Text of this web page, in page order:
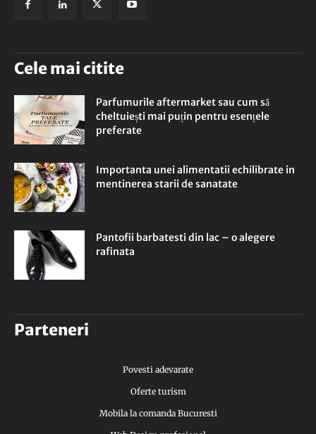
Cele mai citite
Parfumurile aftermarket sau cum să
cheltuiești mai puțin pentru esențele
preferate
Importanta unei alimentatii echilibrate in
mentinerea starii de sanatate
Pantofii barbatesti din lac – o alegere
rafinata
Parteneri
Povesti adevarate
Oferte turism
Mobila la comanda Bucuresti